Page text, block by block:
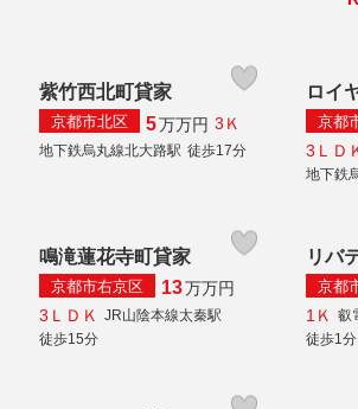
紫竹西北町貸家
京都市北区 5万万円 3Ｋ
地下鉄烏丸線北大路駅 徒歩17分
ロイ
京都
3ＬＤ
地下鉄
鳴滝蓮花寺町貸家
京都市右京区 13万万円
3ＬＤＫ
JR山陰本線太秦駅
徒歩15分
リバ
京都
1Ｋ
叡
徒歩1分